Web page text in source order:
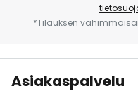
*Tilauksen
Asiakaspalvelu